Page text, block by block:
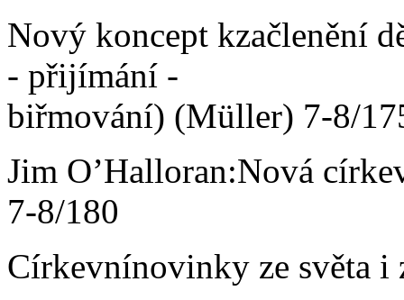
Nový koncept kzačlenění
- přijímání -
biřmování) (Müller) 7-8/
Jim O’Halloran:Nová
7-8/180
Církevnínovinky ze světa i